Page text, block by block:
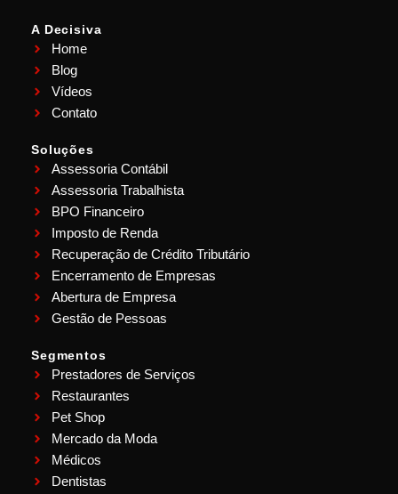
A Decisiva
Home
Blog
Vídeos
Contato
Soluções
Assessoria Contábil
Assessoria Trabalhista
BPO Financeiro
Imposto de Renda
Recuperação de Crédito Tributário
Encerramento de Empresas
Abertura de Empresa
Gestão de Pessoas
Segmentos
Prestadores de Serviços
Restaurantes
Pet Shop
Mercado da Moda
Médicos
Dentistas